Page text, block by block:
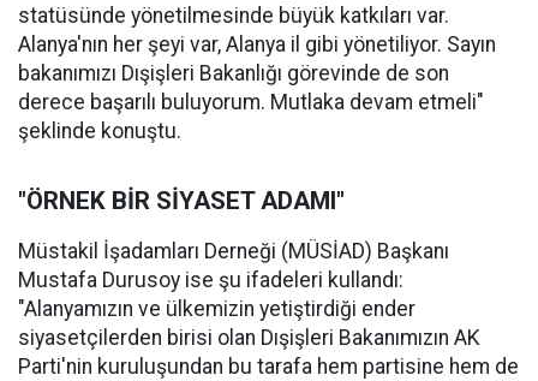
statüsünde yönetilmesinde büyük katkıları var.
Alanya'nın her şeyi var, Alanya il gibi yönetiliyor. Sayın
bakanımızı Dışişleri Bakanlığı görevinde de son
derece başarılı buluyorum. Mutlaka devam etmeli"
şeklinde konuştu.
"ÖRNEK BİR SİYASET ADAMI"
Müstakil İşadamları Derneği (MÜSİAD) Başkanı
Mustafa Durusoy ise şu ifadeleri kullandı:
"Alanyamızın ve ülkemizin yetiştirdiği ender
siyasetçilerden birisi olan Dışişleri Bakanımızın AK
Parti'nin kuruluşundan bu tarafa hem partisine hem de